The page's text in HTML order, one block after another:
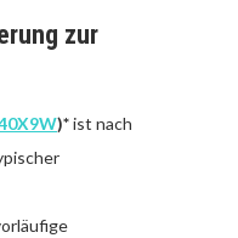
zur
)*ist nach